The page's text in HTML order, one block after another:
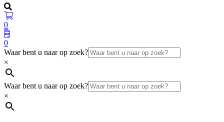
0
0
Waar bent u naar op zoek?
×
Waar bent u naar op zoek?
×